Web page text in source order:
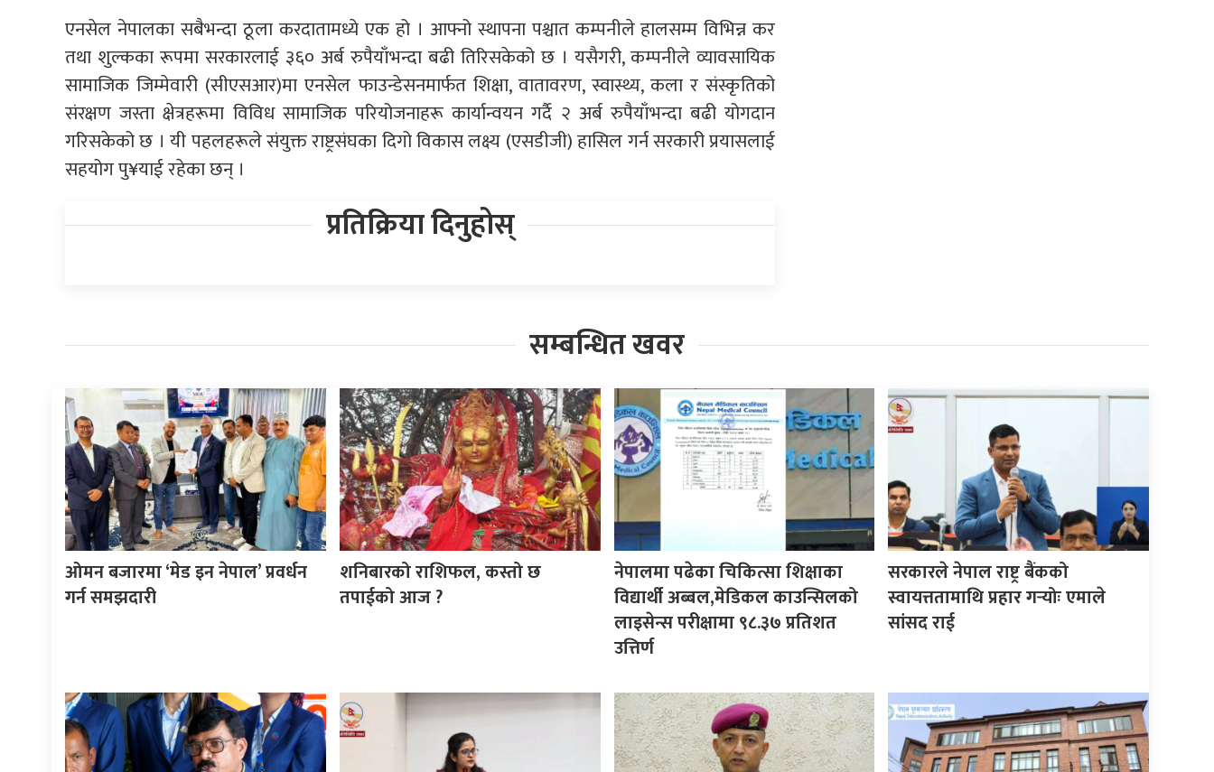
एनसेल नेपालका सबैभन्दा ठूला करदातामध्ये एक हो । आफ्नो स्थापना पश्चात कम्पनीले हालसम्म विभिन्न कर
तथा शुल्कका रूपमा सरकारलाई ३६० अर्ब रुपैयाँभन्दा बढी तिरिसकेको छ । यसैगरी, कम्पनीले व्यावसायिक
सामाजिक जिम्मेवारी (सीएसआर)मा एनसेल फाउन्डेसनमार्फत शिक्षा, वातावरण, स्वास्थ्य, कला र संस्कृतिको
संरक्षण जस्ता क्षेत्रहरूमा विविध सामाजिक परियोजनाहरू कार्यान्वयन गर्दै २ अर्ब रुपैयाँभन्दा बढी योगदान
गरिसकेको छ । यी पहलहरूले संयुक्त राष्ट्रसंघका दिगो विकास लक्ष्य (एसडीजी) हासिल गर्न सरकारी प्रयासलाई
सहयोग पु¥याई रहेका छन् ।
प्रतिक्रिया दिनुहोस्
सम्बन्धित खवर
ओमन बजारमा ‘मेड इन नेपाल’ प्रवर्धन
गर्न समझदारी
शनिबारको राशिफल, कस्तो छ
तपाईको आज ?
नेपालमा पढेका चिकित्सा शिक्षाका
विद्यार्थी अब्बल,मेडिकल काउन्सिलको
लाइसेन्स परीक्षामा ९८.३७ प्रतिशत
उत्तिर्ण
सरकारले नेपाल राष्ट्र बैंकको
स्वायत्ततामाथि प्रहार गर्‍योः एमाले
सांसद राई